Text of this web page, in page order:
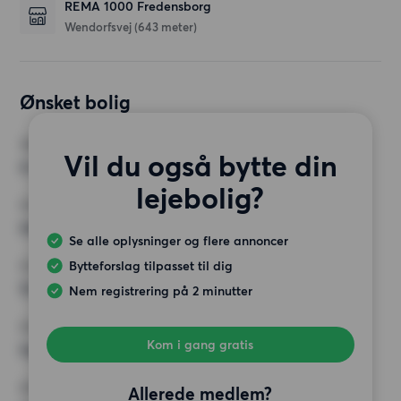
REMA 1000 Fredensborg
Wendorfsvej (643 meter)
Ønsket bolig
Vil du også bytte din
lejebolig?
Se alle oplysninger og flere annoncer
Bytteforslag tilpasset til dig
Nem registrering på 2 minutter
Kom i gang gratis
Allerede medlem?
4 værelser
MIN. ANTAL KVADRATMETER
MAX HUSLEJE
12 500 kr.
Ingen særlige krav
ØVRIGE PRÆFERENCER